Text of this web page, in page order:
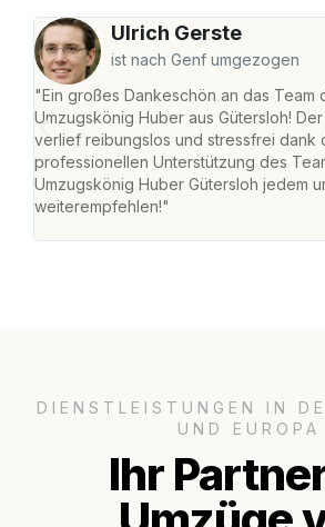
Ulrich Gerste
ist nach Genf umgezogen
"Ein großes Dankeschön an das Team
Umzugskönig Huber aus Gütersloh!
verlief reibungslos und stressfrei dank
professionellen Unterstützung des
Umzugskönig Huber Gütersloh jedem
weiterempfehlen!"
DIENSTLEISTUNGEN IN
UND EUROPA
Ihr